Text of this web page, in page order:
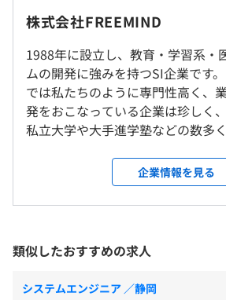
■JET（ジュニア イングリッシュ テ
の英語テスト（https://www.jet-
小・中学生を主対象とした、世界標
ン英語能力テスト「JET（Junior
運営。現在、年4回、国内各地でテ
■JPT（日本語能力試験）（https://
日本語を母語としない日本語学習者
※315点以上取得していること
■Formaid（https://lp.formaid.jp/
【働き方について】
■ハイブリッド勤務可（火曜日と金
可）
「お昼に少し抜けてお子さんの授業
はしっかり夜まで働いて、明日は午
い」など、それぞれの家庭のご都合
ハリをつけることが可能。比較的自
■転勤はありません。
就業場所の変更範囲
京都本社、および自宅
会社の定める場所（テレワークをお
フレックスタイム制度
フレキシブルタイム：5:00～22:00
コアタイム：なし
1日の標準労働時間：8時間
平均残業時間：平均20時間／月
《年間休日：125日》
■祝日
株式会社FREEMIND
1988年に設立し、教育・学習系・
ムの開発に強みを持つSI企業です
では私たちのように専門性高く、
発をおこなっている企業は珍しく
私立大学や大手進学塾などの数多
にくく、事業は順調に拡大中。さ
野でも、まだまだシステム化が進
将来性の高い事業となります。 当社にはアプリケー
ます。 前者では顧客向けの受託開
が、AIを用いた学習塾向けチャット
『Formaid』や、個別学習塾向けの
企業情報を見る
類似したおすすめの求人
システムエンジニア ／静岡